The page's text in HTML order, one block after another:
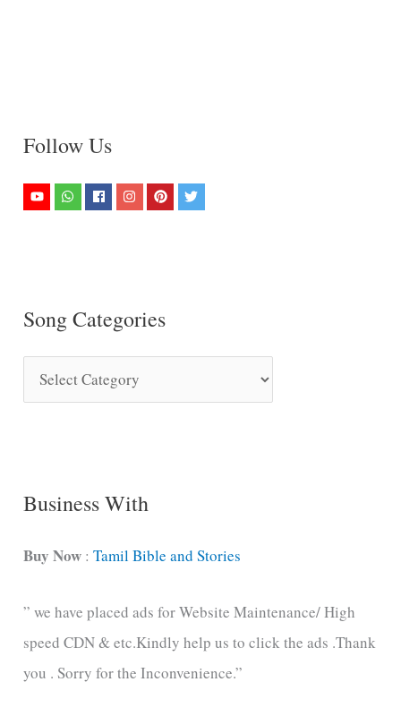
Follow Us
Song Categories
o
t
g
o
r
Business With
Buy Now :Tamil Bible and Stories
” we have placed ads for Website Maintenance/ High
speed CDN & etc.Kindly help us to click the ads .Thank
you . Sorry for the Inconvenience.”